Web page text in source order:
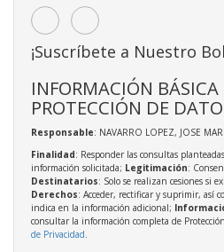
¡Suscríbete a Nuestro
INFORMACIÓN BÁSICA
PROTECCIÓN DE
Responsable: NAVARRO LOPEZ, JOSE
Finalidad: Responder las consultas
información solicitada; Legitimación:
Destinatarios: Solo se realizan cesiones si
Derechos: Acceder, rectificar y suprimir, así
indica en la información adicional;
consultar la información completa de
de Privacidad